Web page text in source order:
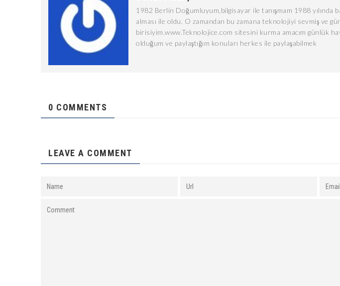
1982 Berlin Doğumluyum,bilgisayar ile tanışmam 1988 yılında
alması ile oldu. O zamandan bu zamana teknolojiyi sevmiş ve
birisiyim.www.Teknolojice.com sitesini kurma amacım günlük
olduğum ve paylaştığım konuları herkes ile paylaşabilmek
0 COMMENTS
LEAVE A COMMENT